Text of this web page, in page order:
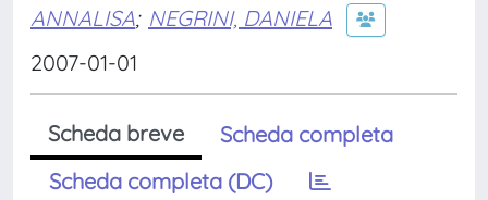
ANNALISA; NEGRINI, DANIELA
2007-01-01
Scheda breve
Scheda completa
Scheda completa (DC)